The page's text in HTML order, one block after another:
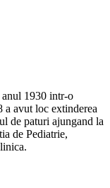
1930 intr-o
avut loc extinderea
de paturi ajungand la
de Pediatrie,